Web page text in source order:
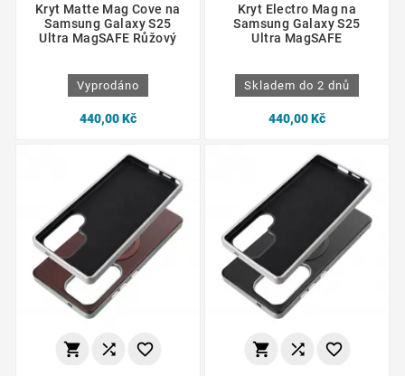
Kryt Matte Mag Cove na
Samsung Galaxy S25
Ultra MagSAFE Růžový
Vyprodáno
440,00 Kč
Kryt Electro Mag na
Samsung Galaxy S25
Ultra MagSAFE
Skladem do 2 dnů
440,00 Kč
     